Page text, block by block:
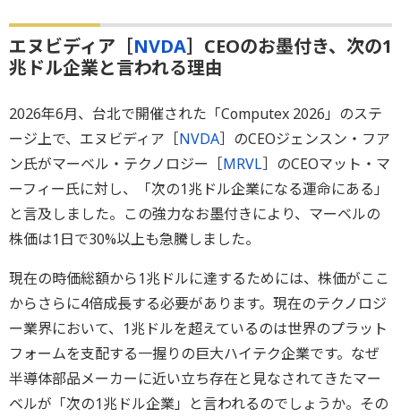
エヌビディア［NVDA］CEOのお墨付き、次の1
兆ドル企業と言われる理由
2026年6月、台北で開催された「Computex 2026」のステ
ージ上で、エヌビディア［NVDA］のCEOジェンスン・フア
ン氏がマーベル・テクノロジー［MRVL］のCEOマット・マ
ーフィー氏に対し、「次の1兆ドル企業になる運命にある」
と言及しました。この強力なお墨付きにより、マーベルの
株価は1日で30%以上も急騰しました。
現在の時価総額から1兆ドルに達するためには、株価がここ
からさらに4倍成長する必要があります。現在のテクノロジ
ー業界において、1兆ドルを超えているのは世界のプラット
フォームを支配する一握りの巨大ハイテク企業です。なぜ
半導体部品メーカーに近い立ち存在と見なされてきたマー
ベルが「次の1兆ドル企業」と言われるのでしょうか。その